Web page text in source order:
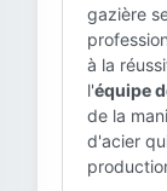
gazière
à la
l'équipe
de la
d'acier